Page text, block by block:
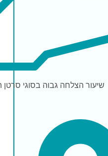
שיעור הצלחה גבוה בסוגי